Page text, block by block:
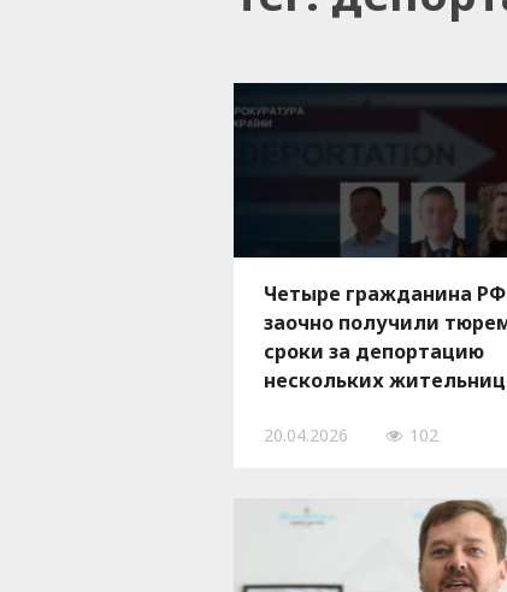
Четыре гражданина РФ
заочно получили
сроки за депортацию
нескольких жительниц
Запорожской области
20.04.2026 102